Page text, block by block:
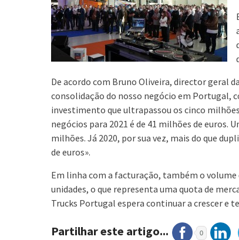
De acordo com Bruno Oliveira, director geral
consolidação do nosso negócio em Portugal,
investimento que ultrapassou os cinco
negócios para 2021 é de 41 milhões de euros.
milhões. Já 2020, por sua vez, mais do que
de euros».
Em linha com a facturação, também o volume
unidades, o que representa uma quota de
Trucks Portugal espera continuar a crescer e
Partilhar este artigo... 0